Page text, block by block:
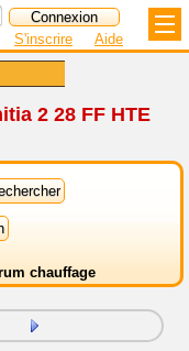
S'inscrire Aide
2 28 FF HTE
chauffage